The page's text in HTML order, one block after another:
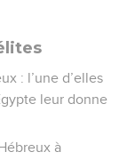
: l’une d’elles
leur donne
à